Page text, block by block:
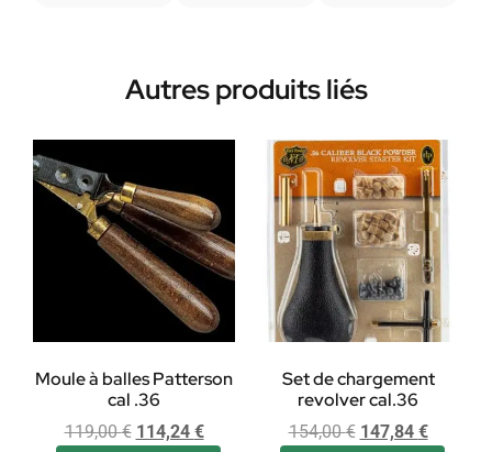
Autres produits liés
Moule à balles Patterson
cal .36
119,00€ 114,24 €
Set de chargement
revolver cal.36
154,00€ 147,84 €